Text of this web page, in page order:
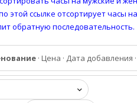
ссылке отсортирует часы
обратную последовательность.
· Цена · Дата добавления ·